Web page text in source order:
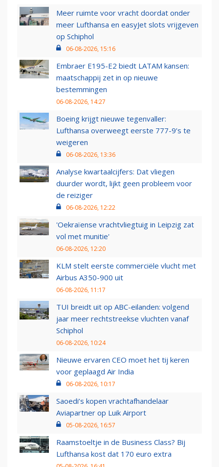
Meer ruimte voor vracht doordat onder
meer Lufthansa en easyJet slots vrijgeven
op Schiphol
06-08-2026, 15:16
Embraer E195-E2 biedt LATAM kansen:
maatschappij zet in op nieuwe
bestemmingen
06-08-2026, 14:27
Boeing krijgt nieuwe tegenvaller:
Lufthansa overweegt eerste 777-9’s te
weigeren
06-08-2026, 13:36
Analyse kwartaalcijfers: Dat vliegen
duurder wordt, lijkt geen probleem voor
de reiziger
06-08-2026, 12:22
'Oekraïense vrachtvliegtuig in Leipzig zat
vol met munitie'
06-08-2026, 12:20
KLM stelt eerste commerciële vlucht met
Airbus A350-900 uit
06-08-2026, 11:17
TUI breidt uit op ABC-eilanden: volgend
jaar meer rechtstreekse vluchten vanaf
Schiphol
06-08-2026, 10:24
Nieuwe ervaren CEO moet het tij keren
voor geplaagd Air India
06-08-2026, 10:17
Saoedi’s kopen vrachtafhandelaar
Aviapartner op Luik Airport
05-08-2026, 16:57
Raamstoeltje in de Business Class? Bij
Lufthansa kost dat 170 euro extra